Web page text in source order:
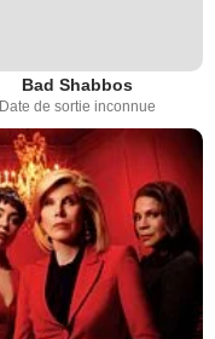
Bad Shabbos
Date de sortie inconnue